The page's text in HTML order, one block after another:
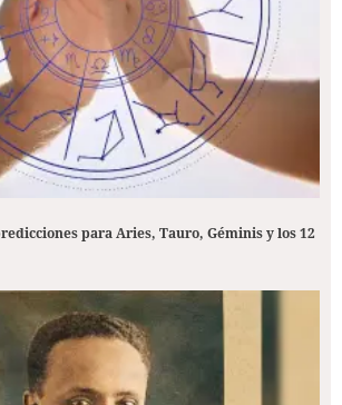
para Aries, Tauro, Géminis y los 12